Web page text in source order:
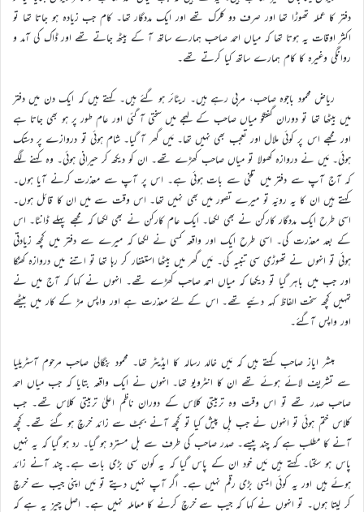
دفتر کا عملہ تھوڑا تھا اور صرف دو کلرک تھے اور ایک مددگار تھا۔ کام جب زیادہ ہو جاتا تھا تو
اکثر اوقات یہ ہوتا تھا کہ میاں احمد صاحب ہمارے ساتھ آ کے بیٹھ جاتے تھے اور ڈاک کی آمد و
روانگی وغیرہ کا کام ہمارے ساتھ کیا کرتے تھے۔
ریاض محمود باجوہ صاحب، مربی رہے ہیں۔ ریٹائر ہو گئے ہیں۔ کہتے ہیں کہ ایک دن میں دفتر
میں بیٹھا تھا تو دوران گفتگو میاں صاحب کے لہجے میں سختی آ گئی اور عام طور پر ہو بھی جاتا ہے
اور مجھے اس پر کوئی ملال اور تعجب بھی نہیں تھا۔ مَیں گھر آ گیا۔ شام ہوئی تو دروازے پر دستک
ہوئی۔ مَیں نے دروازہ کھولا تو میاں صاحب کھڑے تھے۔ ان کو دیکھ کر حیرانی ہوئی۔ وہ کہنے لگے
کہ آج آپ سے دفتر میں تلخی سے بات ہوئی ہے۔ اس پر آپ سے معذرت کرنے آیا ہوں۔
کہتے ہیں ان کا یہ رویّہ تو میرے تصور میں بھی نہیں تھا۔ اس وقت سے میں ان کا قائل ہوں۔
اسی طرح ایک مددگار کارکن نے بھی لکھا۔ ایک عام کارکن نے بھی لکھا کہ مجھے پہلے ڈانٹا۔ اس
کے بعد معذرت کی۔ اسی طرح ایک اور واقعہ کسی نے لکھا کہ میرے سے دفتر میں کچھ زیادتی
ہوئی تو انہوں نے تھوڑی سی تنبیہ کی۔ مَیں گھر میں بیٹھا استغفار کر رہا تھا تو اتنے میں دروازہ کھٹکا
اور جب میں باہر گیا تو دیکھا کہ میاں احمد صاحب کھڑے تھے۔ انہوں نے کہا کہ آج میں نے
تمہیں کچھ سخت الفاظ کہہ دئیے تھے۔ اس کے لئے معذرت ہے اور واپس مڑ کے کار میں بیٹھے
اور واپس آگئے۔
مبشر ایاز صاحب کہتے ہیں کہ مَیں خالد رسالہ کا ایڈیٹر تھا۔ محمود بنگالی صاحب مرحوم آسٹریلیا
سے تشریف لائے ہوئے تھے ان کا انٹرویو تھا۔ انہوں نے ایک واقعہ بتایا کہ جب میاں احمد
صاحب صدر تھے تو اس وقت وہ تربیتی کلاس کے دوران ناظم اعلیٰ تربیتی کلاس تھے۔ جب
کلاس ختم ہوئی تو انہوں نے جب بِل پیش کیا تو کچھ آنے بجٹ سے زائد خرچ ہو گئے تھے۔ کچھ
آنے کا مطلب ہے کہ چند پیسے۔ صدر صاحب کی طرف سے بل مسترد ہو گیا۔ رد ہو گیا کہ یہ نہیں
پاس ہو سکتا۔ کہتے ہیں مَیں خود ان کے پاس گیا کہ یہ کون سی بڑی بات ہے۔ چند آنے زائد
ہوئے ہیں اور یہ کوئی ایسی بڑی رقم نہیں ہے۔ اگر آپ نہیں دیتے تو مَیں اپنی جیب سے خرچ
کر لیتا ہوں۔ تو انہوں نے کہا کہ جیب سے خرچ کرنے کا معاملہ نہیں ہے۔ اصل چیز یہ ہے کہ